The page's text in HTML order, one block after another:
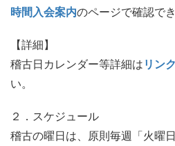
時間入会案内のページで確認で
【詳細】
稽古日カレンダー等詳細は リン
い。
２．スケジュール
稽古の曜日は、原則毎週「火曜